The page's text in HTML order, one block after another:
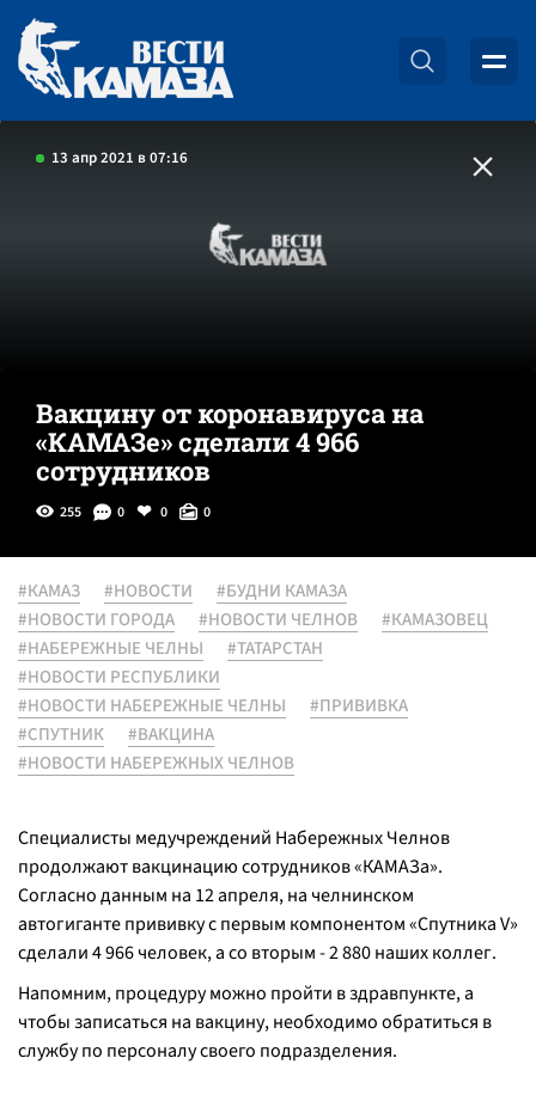
13 апр 2021 в 07:16
Вакцину от коронавируса на
«КАМАЗе» сделали 4 966
сотрудников
255 0 0 0
#КАМАЗ #НОВОСТИ
#БУДНИ КАМАЗА
#НОВОСТИ ГОРОДА
#НОВОСТИ ЧЕЛНОВ
#КАМАЗОВЕЦ
#НАБЕРЕЖНЫЕ ЧЕЛНЫ
#ТАТАРСТАН
#НОВОСТИ РЕСПУБЛИКИ
#НОВОСТИ НАБЕРЕЖНЫЕ ЧЕЛНЫ
#ПРИВИВКА
#СПУТНИК
#ВАКЦИНА
#НОВОСТИ НАБЕРЕЖНЫХ ЧЕЛНОВ
Специалисты медучреждений Набережных Челнов
продолжают вакцинацию сотрудников «КАМАЗа».
Согласно данным на 12 апреля, на челнинском
автогиганте прививку с первым компонентом «Спутника V»
сделали 4 966 человек, а со вторым - 2 880 наших коллег.
Напомним, процедуру можно пройти в здравпункте, а
чтобы записаться на вакцину, необходимо обратиться в
службу по персоналу своего подразделения.